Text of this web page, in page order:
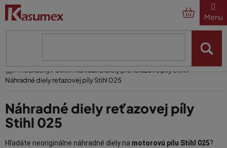
Prejsť
obsah
Pre značky Stihl
Náhradné diely pre reťazové píly Stihl
Náhradné diely reťazovej píly Stihl 025
Náhradné diely reťazovej píly
Stihl 025
Hľadáte neoriginálne náhradné diely na motorovú pílu Stihl 025?